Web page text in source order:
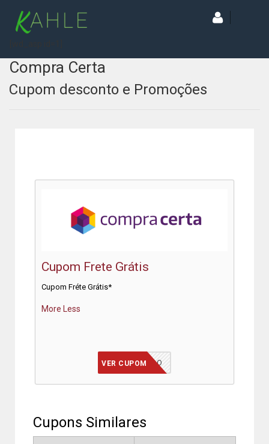
Compra Certa
Cupom desconto e Promoções
Cupom Frete Grátis
Cupom Fréte Grátis*
More Less
JÁ INCLUÍDO
VER CUPOM
Cupons Similares